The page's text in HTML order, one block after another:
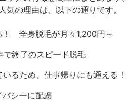
気の理由は、以下の通りです。
！ 全身脱毛が月々1,200円～
で終了のスピード脱毛
るため、仕事帰りにも通える！
シーに配慮